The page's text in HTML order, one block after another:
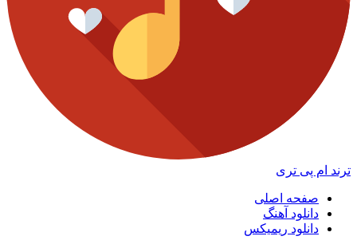
ترند ام پی تری
صفحه اصلی
دانلود آهنگ
دانلود ریمیکس